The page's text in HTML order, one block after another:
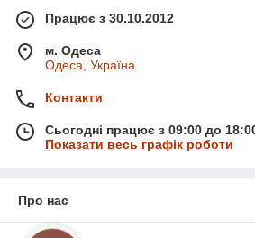
Працює з 30.10.2012
м. Одеса
Одеса, Україна
Контакти
Сьогодні працює з 09:00 до
Показати весь графік роботи
Про нас